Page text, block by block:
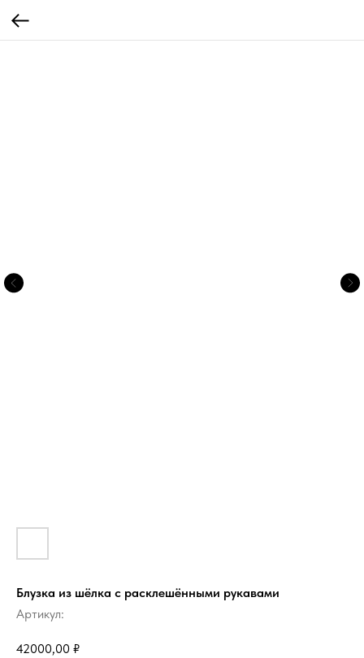
Блузка из шёлка с расклешёнными рукавами
Артикул:
42000,00 ₽